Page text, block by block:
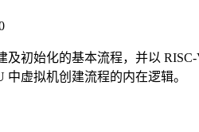
及初始化的基本流程，并以
虚拟机创建流程的内在逻辑。